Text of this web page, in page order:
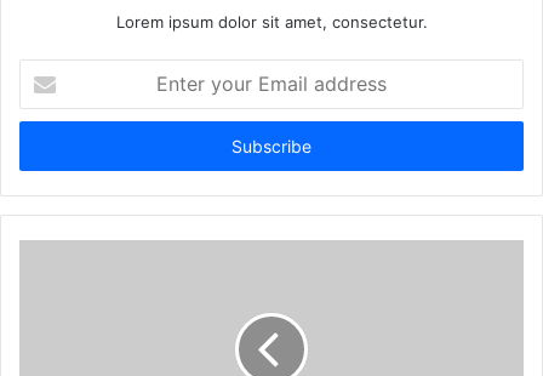
Lorem ipsum dolor sit amet, consectetur.
t
r
y